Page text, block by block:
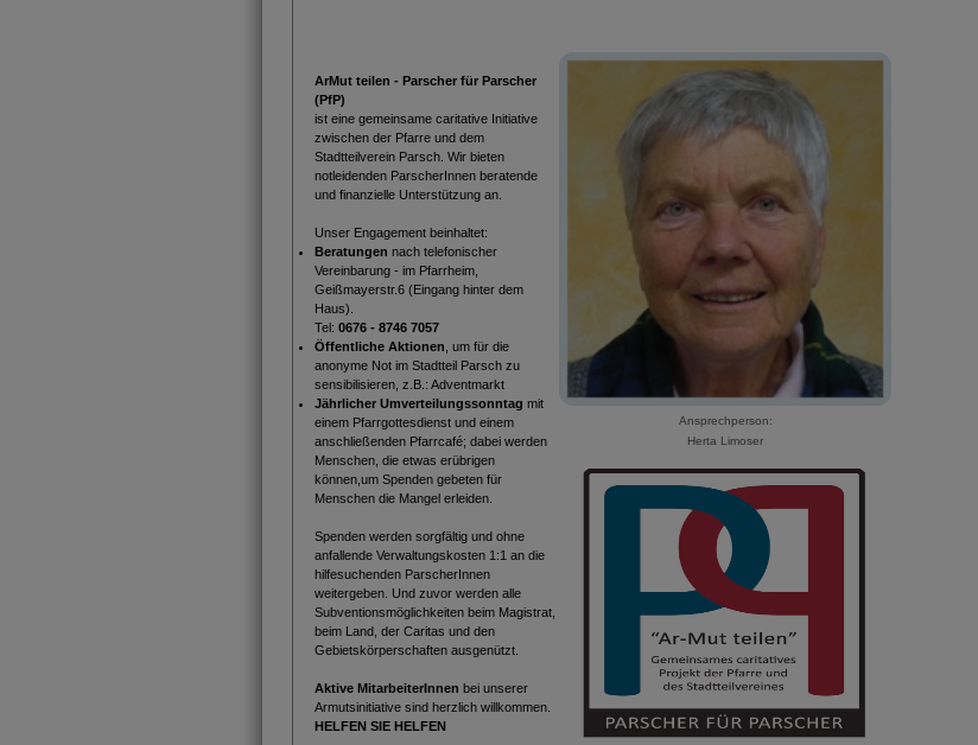
ArMut teilen - Parscher für Parscher
(PfP)
ist eine gemeinsame caritative Initiative
zwischen der Pfarre und dem
Stadtteilverein Parsch. Wir bieten
notleidenden ParscherInnen beratende
und finanzielle Unterstützung an.
Unser Engagement beinhaltet:
Beratungen nach telefonischer
Vereinbarung - im Pfarrheim,
Geißmayerstr.6 (Eingang hinter dem
Haus).
Tel: 0676 - 8746 7057
Öffentliche Aktionen , um für die
anonyme Not im Stadtteil Parsch zu
sensibilisieren, z.B.: Adventmarkt
Jährlicher Umverteilungssonntag mit
einem Pfarrgottesdienst und einem
anschließenden Pfarrcafé; dabei werden
Menschen, die etwas erübrigen
können,um Spenden gebeten für
Menschen die Mangel erleiden.
Spenden werden sorgfältig und ohne
anfallende Verwaltungskosten 1:1 an die
hilfesuchenden ParscherInnen
weitergeben. Und zuvor werden alle
Subventionsmöglichkeiten beim Magistrat,
beim Land, der Caritas und den
Gebietskörperschaften ausgenützt.
Aktive MitarbeiterInnen bei unserer
Armutsinitiative sind herzlich willkommen.
HELFEN SIE HELFEN
Ansprechperson:
Herta Limoser